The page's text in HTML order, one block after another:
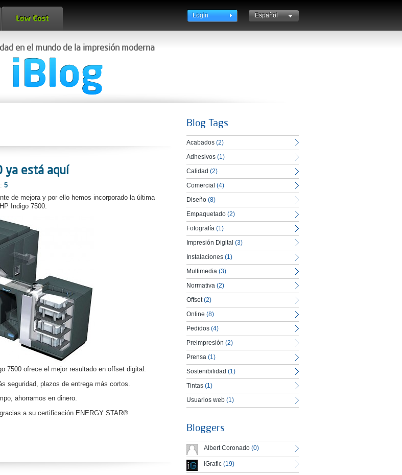
Login
Español
en el mundo de la impresión moderna
ya está aquí
: 5
de mejora y por ello hemos incorporado la última
Indigo 7500.
7500 ofrece el mejor resultado en offset digital.
seguridad, plazos de entrega más cortos.
ahorramos en dinero.
gracias a su certificación ENERGY STAR®
Blog Tags
Acabados (2)
Adhesivos (1)
Calidad (2)
Comercial (4)
Diseño (8)
Empaquetado (2)
Fotografía (1)
Impresión Digital (3)
Instalaciones (1)
Multimedia (3)
Normativa (2)
Offset (2)
Online (8)
Pedidos (4)
Preimpresión (2)
Prensa (1)
Sostenibilidad (1)
Tintas (1)
Usuarios web (1)
Bloggers
Albert Coronado (0)
iGrafic (19)